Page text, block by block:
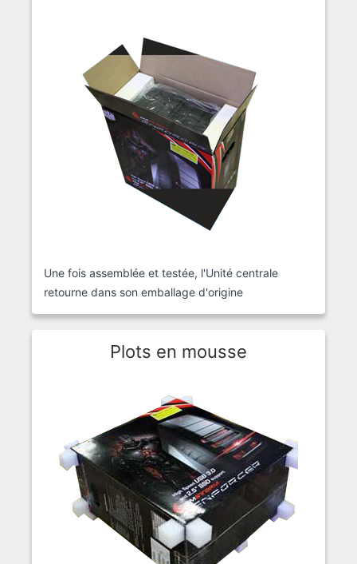
Une fois assemblée et testée, l'Unité centrale
retourne dans son emballage d'origine
Plots en mousse